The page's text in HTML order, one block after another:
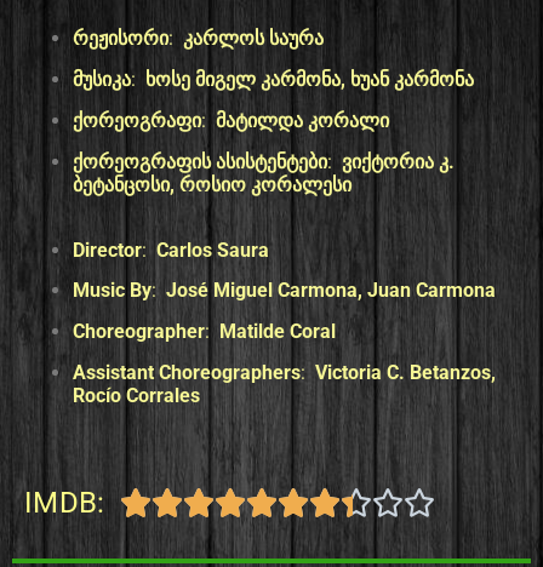
რეჟისორი: კარლოს საურა
მუსიკა: ხოსე მიგელ კარმონა, ხუან კარმონა
ქორეოგრაფი: მატილდა კორალი
ქორეოგრაფის ასისტენტები: ვიქტორია კ.
ბეტანცოსი, როსიო კორალესი
Director: Carlos Saura
Music By: José Miguel Carmona, Juan Carmona
Choreographer:
Matilde Coral
Assistant Choreographers: Victoria C. Betanzos,
Rocío Corrales
IMDB: 